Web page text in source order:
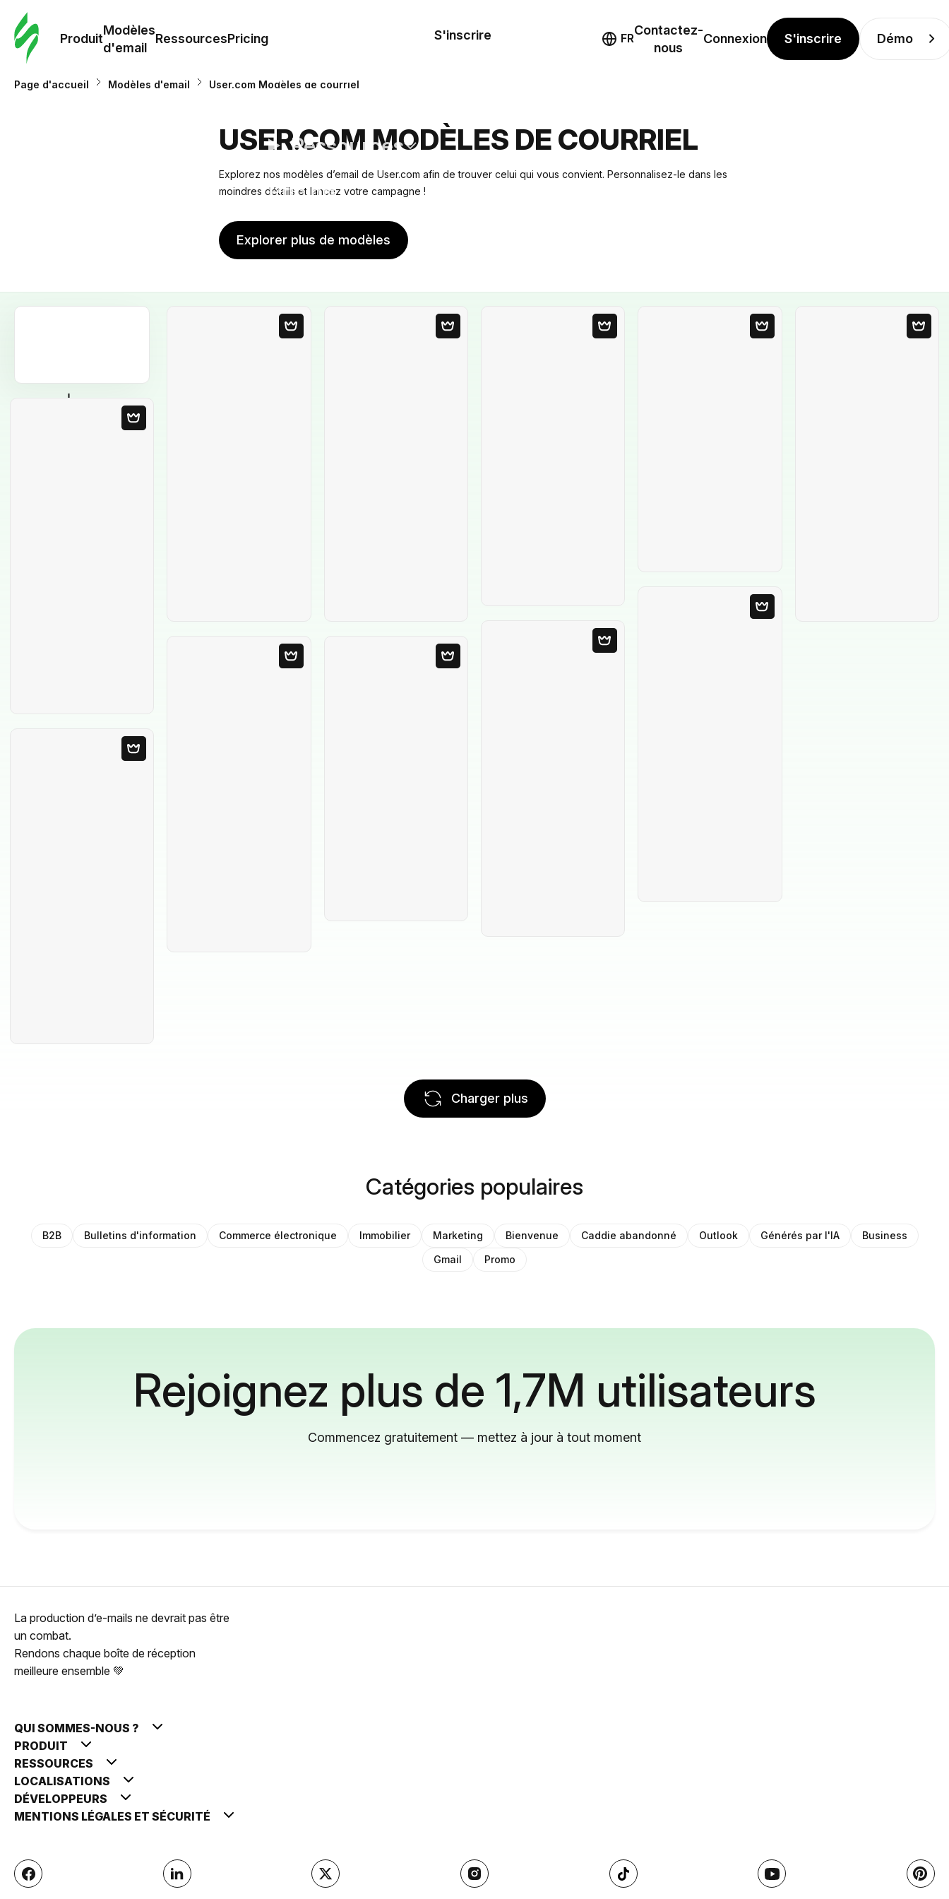
Produit
Modèles
d'email
RessourcesPricing
Modèles
Ressources
Pricing
S'inscrire FR
Contactez-
nous
Connexion S'inscrire Démo
Page d'accueil Modèles d'email User.com Modèles de courriel
USER.COM MODÈLES DE COURRIEL
Explorez nos modèles d’email de User.com afin de trouver celui qui vous convient. Personnalisez-le dans les
moindres détails et lancez votre campagne !
Explorer plus de modèles
Charger plus
Catégories populaires
B2B Bulletins d'information Commerce électronique Immobilier Marketing Bienvenue Caddie abandonné Outlook Générés par l'IA
Business
Gmail
Promo
Rejoignez plus de 1,7M utilisateurs
Commencez gratuitement — mettez à jour à tout moment
La production d’e-mails ne devrait pas être
un combat.
Rendons chaque boîte de réception
meilleure ensemble 💚
QUI SOMMES-NOUS ?
PRODUIT
RESSOURCES
LOCALISATIONS
DÉVELOPPEURS
MENTIONS LÉGALES ET SÉCURITÉ